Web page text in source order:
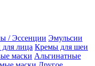
/ Эссенции Эмульсии
для лица Кремы для шеи
маски Альгинатные